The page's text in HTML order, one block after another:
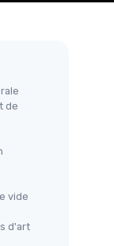
de
vide
d'art